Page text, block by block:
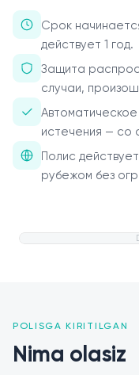
Акционерам
Документы
Вакансии
Партнёры
FAQ
Срок
действует 1 год.
Защита
случаи,
истечения — со
Полис
рубежом без
POLISGA KIRITILGAN
Nima olasiz